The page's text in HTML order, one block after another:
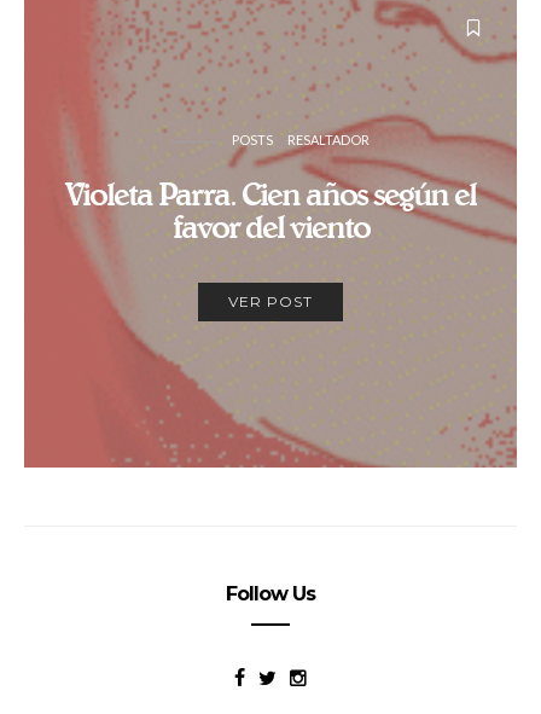
POSTS RESALTADOR
Violeta Parra. Cien años según el
favor del viento
VER POST
Follow Us